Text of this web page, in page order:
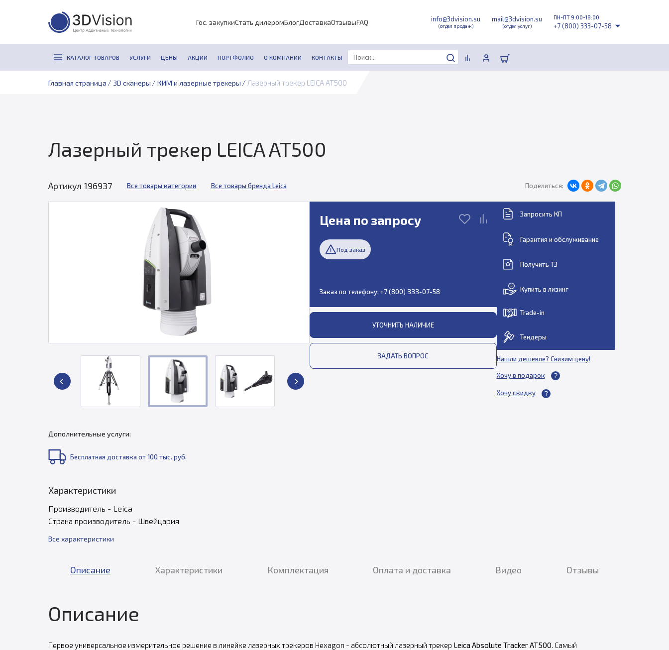
Гос. закупкиСтать дилеромБлогДоставкаОтзывыFAQ info@3dvision.su
(отдел продаж)
mail@3dvision.su
(отдел услуг)
ПН-ПТ 9:00-18:00
+7 (800) 333-07-58
КАТАЛОГ ТОВАРОВ УСЛУГИ ЦЕНЫ АКЦИИ ПОРТФОЛИО О КОМПАНИИ КОНТАКТЫ
Главная страница / 3D сканеры / КИМ и лазерные трекеры / Лазерный трекер LEICA AT500
Лазерный трекер LEICA AT500
Артикул 196937 Все товары категории Все товары бренда Leica Поделиться:
Цена по запросу
Под заказ
Заказ по телефону: +7 (800) 333-07-58
УТОЧНИТЬ НАЛИЧИЕ
ЗАДАТЬ ВОПРОС
Запросить КП
Гарантия и обслуживание
Получить ТЗ
Купить в лизинг
Trade-in
Тендеры
Нашли дешевле? Снизим цену!
Хочу в подарок
Хочу скидку
Дополнительные услуги:
Бесплатная доставка от 100 тыс. руб.
Характеристики
Производитель - Leica
Страна производитель - Швейцария
Все характеристики
Описание Характеристики Комплектация Оплата и доставка Видео Отзывы
Описание
Первое универсальное измерительное решение в линейке лазерных трекеров Hexagon - абсолютный лазерный трекер Leica Absolute Tracker AT500. Самый